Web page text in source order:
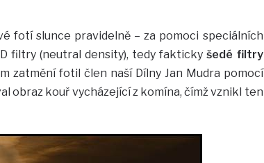
fotí slunce pravidelně – za pomoci speciálních
filtry (neutral density), tedy faktickyšedé filtry
zatmění fotil člen naší Dílny Jan Mudra pomocí
obraz kouř vycházející z komína, čímž vznikl ten